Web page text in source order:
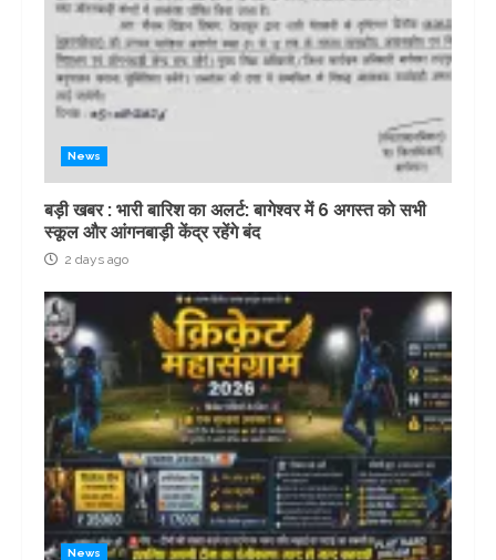
News
बड़ी खबर : भारी बारिश का अलर्ट: बागेश्वर में 6 अगस्त को सभी
स्कूल और आंगनबाड़ी केंद्र रहेंगे बंद
2 days ago
News